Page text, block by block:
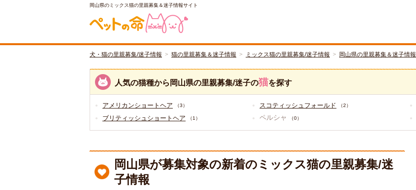
岡山県のミックス猫の里親募集＆迷子情報サイト
犬・猫の里親募集/迷子情報 猫の里親募集＆迷子情報 ミックス猫の里親募集/迷子情報 岡山県の里親募集＆迷子情報
人気の猫種から岡山県の里親募集/迷子の猫を探す
アメリカンショートヘア （3） スコティッシュフォールド （2）
ブリティッシュショートヘア （1） ペルシャ （0）
岡山県が募集対象の新着のミックス猫の里親募集/迷
子情報